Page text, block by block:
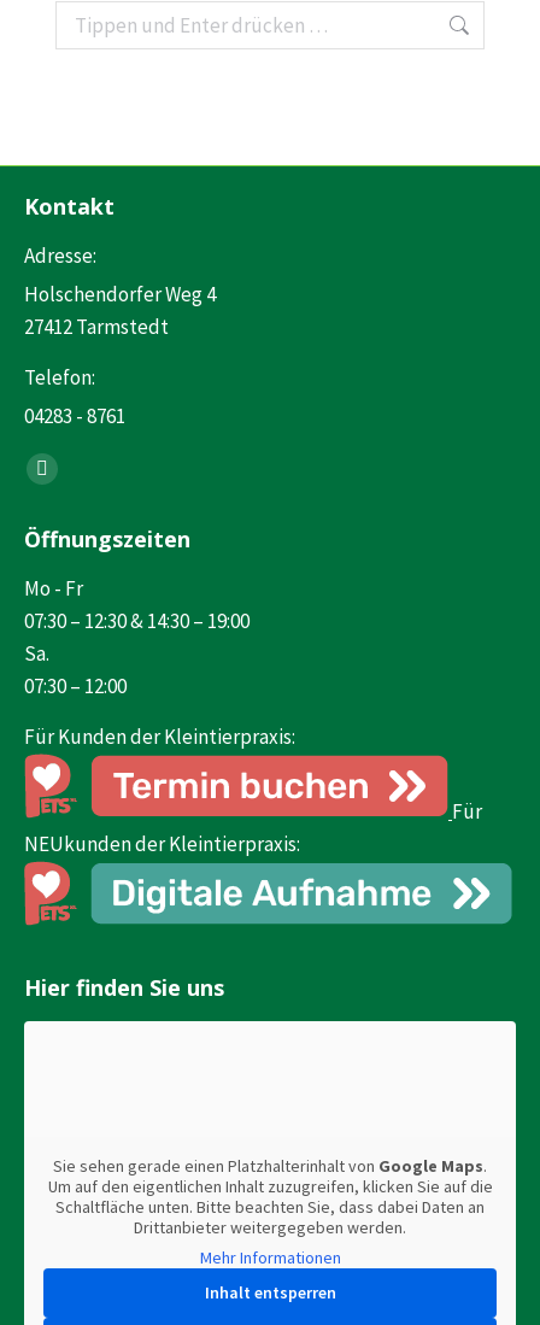
Search:
Kontakt
Adresse:
Holschendorfer Weg 4
27412 Tarmstedt
Telefon:
04283 - 8761
Finden Sie uns auf:
Facebook
opens
new
Öffnungszeiten
Mo - Fr
07:30 – 12:30 & 14:30 – 19:00
Sa.
07:30 – 12:00
Für Kunden der Kleintierpraxis:
Für
NEUkunden der Kleintierpraxis:
Hier finden Sie uns
Sie sehen gerade einen Platzhalterinhalt von Google Maps.
Um auf den eigentlichen Inhalt zuzugreifen, klicken Sie auf die
Schaltfläche unten. Bitte beachten Sie, dass dabei Daten an
Drittanbieter weitergegeben werden.
Mehr Informationen
Inhalt entsperren